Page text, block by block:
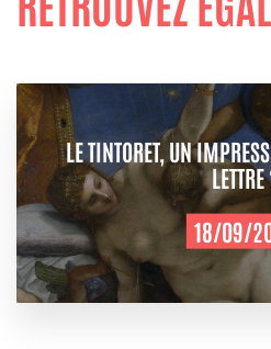
LE TINTORET, UN
18/09/